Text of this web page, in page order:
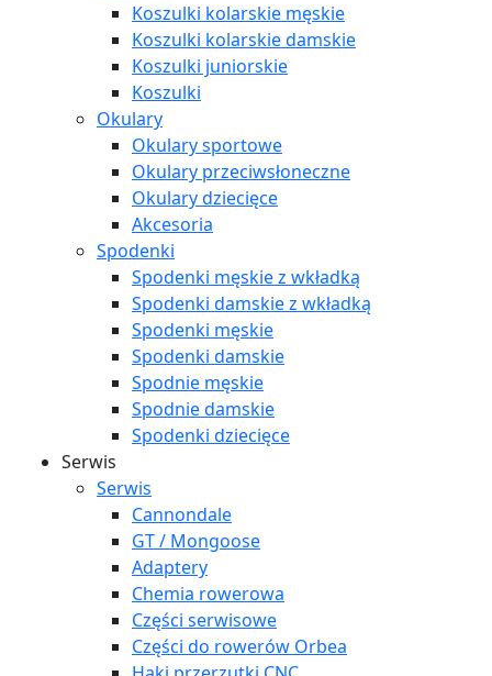
Koszulki kolarskie męskie
Koszulki kolarskie damskie
Koszulki juniorskie
Koszulki
Okulary
Okulary sportowe
Okulary przeciwsłoneczne
Okulary dziecięce
Akcesoria
Spodenki
Spodenki męskie z wkładką
Spodenki damskie z wkładką
Spodenki męskie
Spodenki damskie
Spodnie męskie
Spodnie damskie
Spodenki dziecięce
Serwis
Serwis
Cannondale
GT / Mongoose
Adaptery
Chemia rowerowa
Części serwisowe
Części do rowerów Orbea